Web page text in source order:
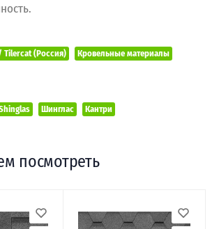
(Россия)
Кровельные материалы
Шинглас Кантри
посмотреть